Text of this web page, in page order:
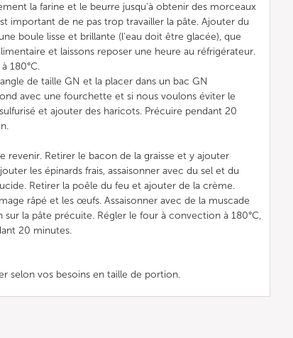
la farine et le beurre jusqu'à obtenir des morceaux
important de ne pas trop travailler la pâte. Ajouter du
boule lisse et brillante (l'eau doit être glacée), que
et laissons reposer une heure au réfrigérateur.
180°C.
de taille GN et la placer dans un bac GN
avec une fourchette et si nous voulons éviter le
et ajouter des haricots. Précuire pendant 20
revenir. Retirer le bacon de la graisse et y ajouter
les épinards frais, assaisonner avec du sel et du
Retirer la poêle du feu et ajouter de la crème.
râpé et les œufs. Assaisonner avec de la muscade
la pâte précuite. Régler le four à convection à 180°C,
20 minutes.
selon vos besoins en taille de portion.